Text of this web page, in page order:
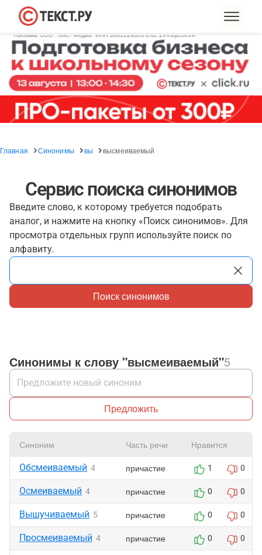
Главная Синонимы вы высмеиваемый
Сервис поиска синонимов
Введите слово, к которому требуется подобрать
аналог, и нажмите на кнопку «Поиск синонимов». Для
просмотра отдельных групп используйте поиск по
алфавиту.
Поиск синонимов
Синонимы к слову "высмеиваемый"5
Предложить
Синоним Часть речи Нравится
Обсмеиваемый 4 причастие 1 0
Осмеиваемый 4 причастие 0 0
Вышучиваемый 5 причастие 0 0
Просмеиваемый 4 причастие 0 0